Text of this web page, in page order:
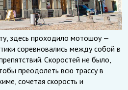
здесь проходило мотошоу —
соревновались между собой в
Скоростей не было,
преодолеть всю трассу в
сочетая скорость и